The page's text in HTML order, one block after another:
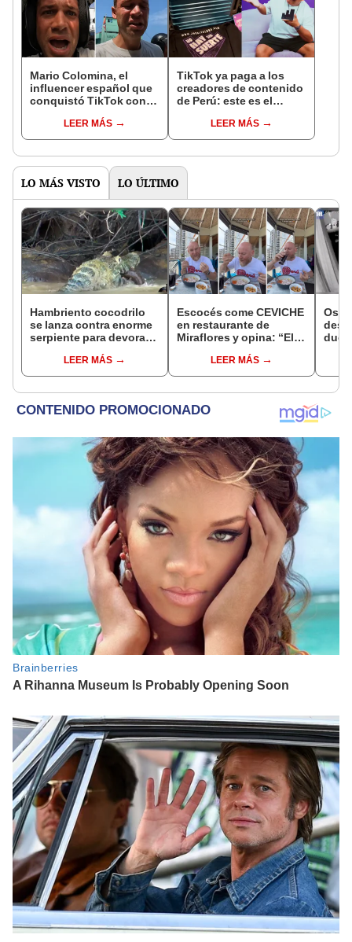
Mario Colomina, el
influencer español que
conquistó TikTok con
"Mi amor nació por la
gastronomía"
LEER MÁS
TikTok ya paga a los
creadores de contenido
de Perú: este es el
llegar a cobrar por 1.000
vistas
LEER MÁS
LO MÁS VISTO LO ÚLTIMO
Hambriento cocodrilo
se lanza contra enorme
serpiente para devorarla
LEER MÁS
Escocés come CEVICHE
en restaurante de
Miraflores y opina: “El
mundo”LEER MÁS